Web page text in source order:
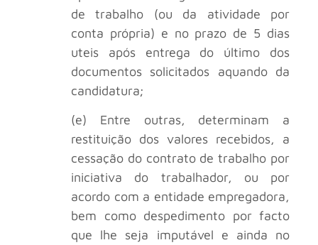
de trabalho (ou da atividade por
conta própria) e no prazo de 5 dias
uteis após entrega do último dos
documentos solicitados aquando da
candidatura;
(e) Entre outras, determinam a
restituição dos valores recebidos, a
cessação do contrato de trabalho por
iniciativa do trabalhador, ou por
acordo com a entidade empregadora,
bem como despedimento por facto
que lhe seja imputável e ainda no